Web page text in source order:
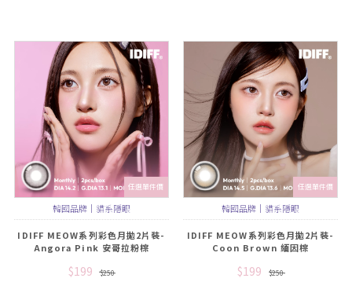
任選單件價
韓國品牌｜貓系隱眼
IDIFF MEOW系列彩色月拋2片裝-
Angora Pink 安哥拉粉棕
$199 $250
任選單件價
韓國品牌｜貓系隱眼
IDIFF MEOW系列彩色月拋2片裝-
Coon Brown 緬因棕
$199 $250